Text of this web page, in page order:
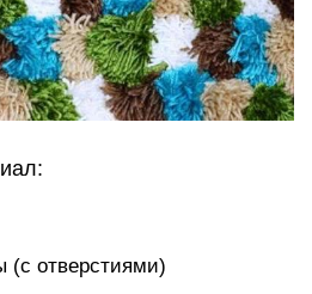
(с отверстиями)